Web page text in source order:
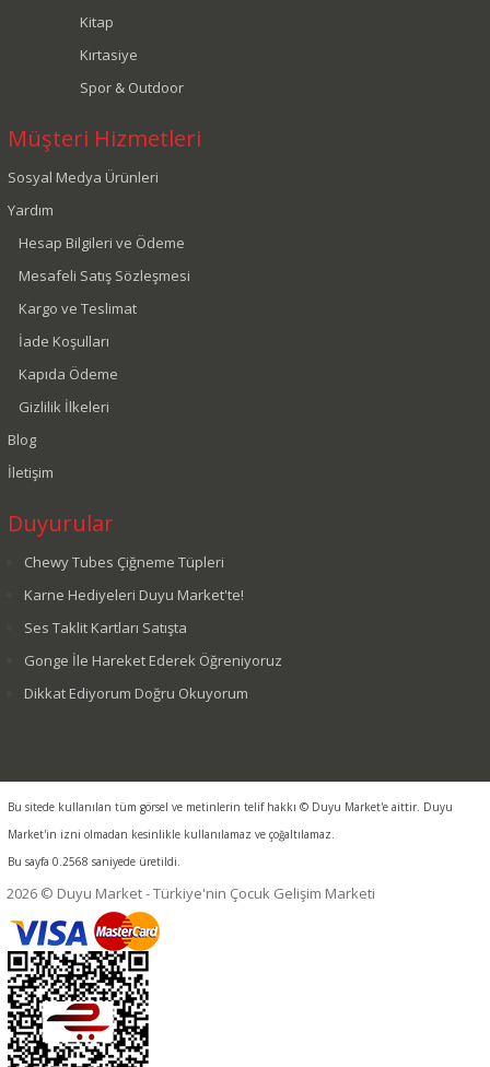
Kitap
Kırtasiye
Spor & Outdoor
Müşteri Hizmetleri
Sosyal Medya Ürünleri
Yardım
Hesap Bilgileri ve Ödeme
Mesafeli Satış Sözleşmesi
Kargo ve Teslimat
İade Koşulları
Kapıda Ödeme
Gizlilik İlkeleri
Blog
İletişim
Duyurular
Chewy Tubes Çiğneme Tüpleri
Karne Hediyeleri Duyu Market'te!
Ses Taklit Kartları Satışta
Gonge İle Hareket Ederek Öğreniyoruz
Dikkat Ediyorum Doğru Okuyorum
Bu sitede kullanılan tüm görsel ve metinlerin telif hakkı © Duyu Market'e aittir. Duyu
Market'in izni olmadan kesinlikle kullanılamaz ve çoğaltılamaz.
Bu sayfa 0.2568 saniyede üretildi.
2026 © Duyu Market - Türkiye'nin Çocuk Gelişim Marketi